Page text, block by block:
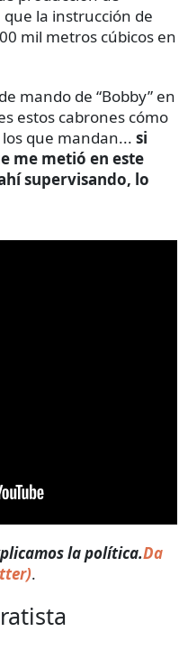
la instrucción de
mil metros cúbicos en
mando de “Bobby” en
estos cabrones cómo
que mandan... si
me metió en este
supervisando, lo
la política.Da
.